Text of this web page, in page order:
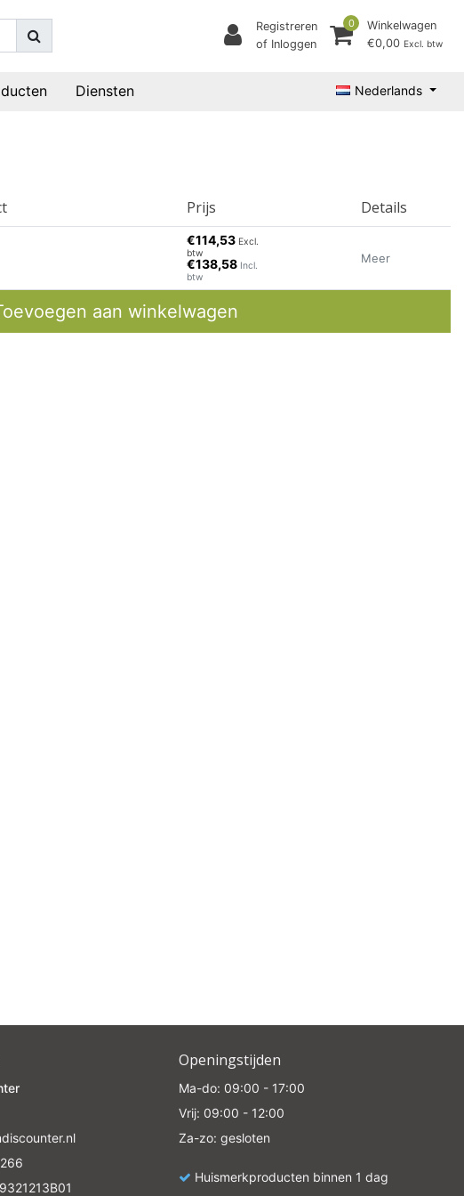
Registreren
of Inloggen
0
Winkelwagen
€0,00 Excl. btw
Diensten Nederlands
Prijs Details
€114,53 Excl.
btw
€138,58 Incl.
btw
Meer
aan winkelwagen
Openingstijden
Ma-do: 09:00 - 17:00
Vrij: 09:00 - 12:00
Za-zo: gesloten
Huismerkproducten binnen 1 dag